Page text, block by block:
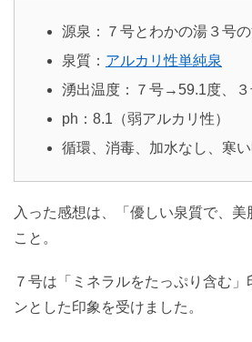
源泉：７号とわかの湯３号
泉質： アルカリ性単純泉
湧出温度：７号→59.1度、
ph：8.1（弱アルカリ性）
循環、消毒、加水なし、寒
入った感想は、「優しい泉質で、美
こと。
７号は「ミネラルをたっぷり含む
ンとした印象を受けました。